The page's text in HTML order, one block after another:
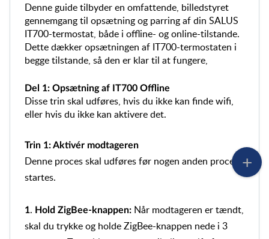
Denne guide tilbyder en omfattende, billedstyret
gennemgang til opsætning og parring af din SALUS
IT700-termostat, både i offline- og online-tilstande.
Dette dækker opsætningen af IT700-termostaten i
begge tilstande, så den er klar til at fungere,
Del 1: Opsætning af IT700 Offline
Disse trin skal udføres, hvis du ikke kan finde wifi,
eller hvis du ikke kan aktivere det.
Trin 1: Aktivér modtageren
Denne proces skal udføres før nogen anden proces
startes.
1. Hold ZigBee-knappen: Når modtageren er tændt,
skal du trykke og holde ZigBee-knappen nede i 3